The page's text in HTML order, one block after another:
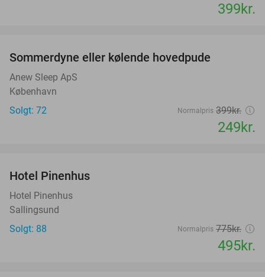
399kr.
Sommerdyne eller kølende hovedpude
Anew Sleep ApS
København
Solgt: 72
Normalpris 399kr.
249kr.
Hotel Pinenhus
Hotel Pinenhus
Sallingsund
Solgt: 88
Normalpris 775kr.
495kr.